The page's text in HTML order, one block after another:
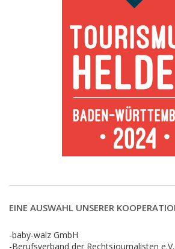
EINE AUSWAHL UNSERER
-baby-walz GmbH
-Berufsverband der Rechtsjournalisten e.V.